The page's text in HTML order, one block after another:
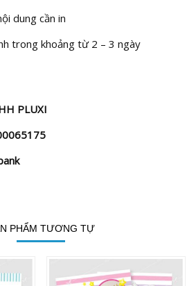
dung cần in
trong khoảng từ 2 – 3 ngày
PLUXI
PHẨM TƯƠNG TỰ